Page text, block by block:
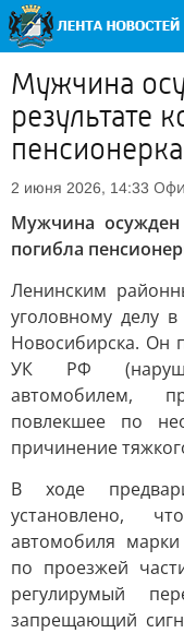
Мужчина
результате
пенсионерка
2 июня 2026, 14:33
Мужчина осужден
погибла
Ленинским
уголовному делу
Новосибирска. Он
УК РФ
автомобилем,
повлекшее по
причинение
В ходе
установлено,
автомобиля марки
по проезжей
регулирумый
запрещающий